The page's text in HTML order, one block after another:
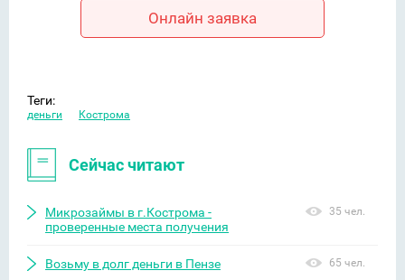
Онлайн заявка
Теги:
деньги Кострома
Сейчас читают
Микрозаймы в г.Кострома -
проверенные места получения
35 чел.
Возьму в долг деньги в Пензе 65 чел.